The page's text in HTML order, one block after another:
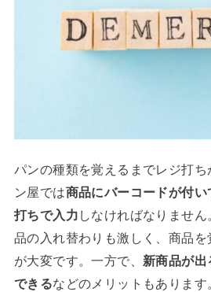
パンの種類を覚えるまでレジ打
ン屋では商品にバーコードが付
打ちで入力 しなければなりませ
品の入れ替わりも激しく、商品
が大変です。一方で、 新商品が
できるなどのメリットもあります